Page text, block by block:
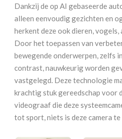
Dankzij de op AI gebaseerde
alleen eenvoudig gezichten en
herkent deze ook dieren, vogels,
Door het toepassen van
bewegende onderwerpen, zelfs
contrast, nauwkeurig worden
vastgelegd. Deze technologie
krachtig stuk gereedschap
videograaf die deze
tot sport, niets is deze camera te